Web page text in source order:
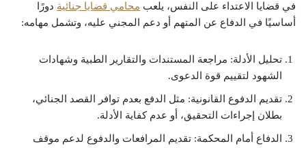
في قضايا الاعتداء على النفس، يلعب محامي قضايا جنائية دورًا
أساسيًا في الدفاع عن المتهم أو دعم المجني عليه، وتشمل مهامه:
تحليل الأدلة: مراجعة المستندات والتقارير الطبية وشهادات
الشهود لتقييم قوة الدعوى.
تقديم الدفوع القانونية: مثل الدفع بعدم توافر القصد الجنائي،
بطلان إجراءات التحقيق، أو عدم كفاية الأدلة.
الدفاع أمام المحكمة: تقديم المرافعات والدفوع لدعم موقف